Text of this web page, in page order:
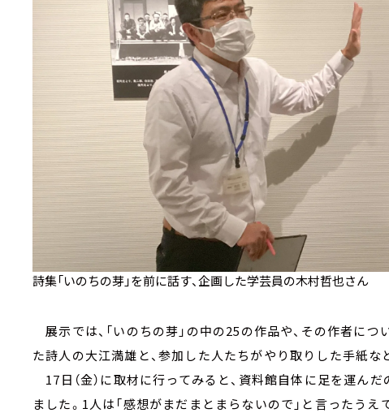
詩集「いのちの芽」を前に話す、企画した学芸員の木村哲也さん
展示では、「いのちの芽」の中の25の作品や、その作者に
た詩人の大江満雄と、参加した人たちがやり取りした手紙な
17日（金）に取材に行ってみると、資料館自体に足を運ん
ました。1人は「感想がまだまとまらないので」と言ったうえ